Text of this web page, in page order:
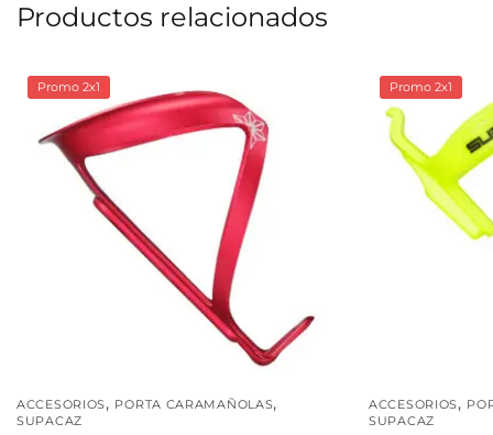
Productos relacionados
Promo 2x1
ACCESORIOS, PORTA CARAMAÑOLAS,
SUPACAZ
Promo 2x1
ACCESORIOS,
SUPACAZ